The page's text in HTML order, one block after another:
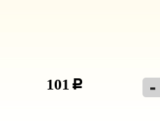
101 c